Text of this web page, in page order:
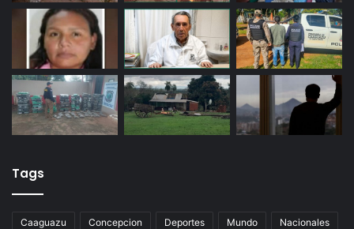
Tags
Caaguazu Concepcion Deportes Mundo Nacionales